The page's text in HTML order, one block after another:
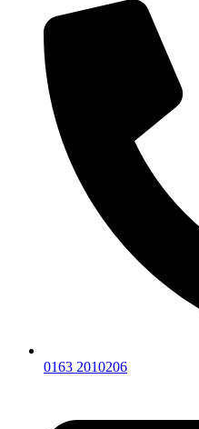
0163 2010206